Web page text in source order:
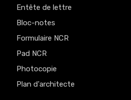
Entête de lettre
Bloc-notes
Formulaire NCR
Pad NCR
Photocopie
Plan d'architecte